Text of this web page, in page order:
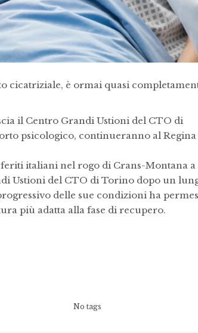
cicatriziale, è ormai quasi
il Centro Grandi Ustioni del CTO di
psicologico, continueranno al Regina
italiani nel rogo di Crans-Montana a
Ustioni del CTO di Torino dopo un
delle sue condizioni ha
più adatta alla fase di recupero.
No tags